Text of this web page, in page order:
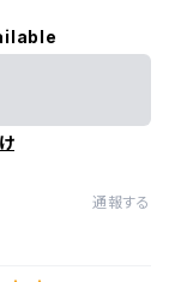
通報する